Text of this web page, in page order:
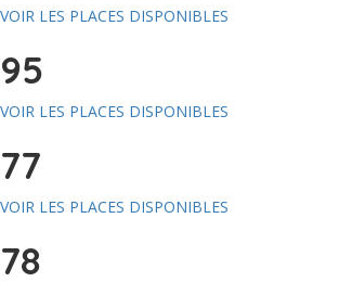
VOIR LES PLACES DISPONIBLES
95
VOIR LES PLACES DISPONIBLES
77
VOIR LES PLACES DISPONIBLES
78